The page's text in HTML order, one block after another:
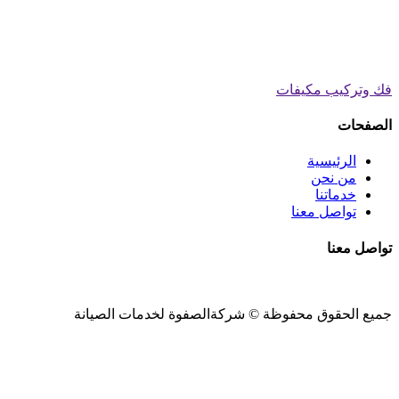
فك وتركيب مكيفات
الصفحات
الرئيسية
من نحن
خدماتنا
تواصل معنا
تواصل معنا
جميع الحقوق محفوظة © شركةالصفوة لخدمات الصيانة